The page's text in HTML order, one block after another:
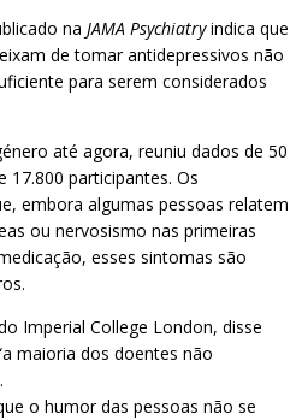
na JAMA Psychiatryindica que
de tomar antidepressivos não
para serem considerados
até agora, reuniu dados de 50
17.800 participantes. Os
embora algumas pessoas relatem
ou nervosismo nas primeiras
esses sintomas são
Imperial College London, disse
maioria dos doentes não
o humor das pessoas não se